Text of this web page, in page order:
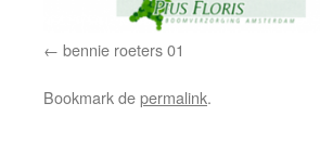
bennie roeters 01
Bookmark depermalink.